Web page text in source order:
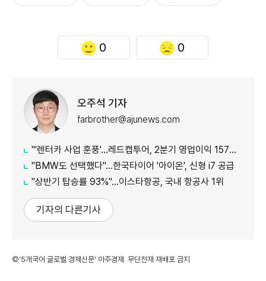
0 0
오주석 기자
farbrother@ajunews.com
"'렌터카 사업 훈풍'…레드캡투어, 2분기 영업이익 157억원
"BMW도 선택했다"…한국타이어 '아이온', 신형 i7 공급
"상반기 탑승률 93%"…이스타항공, 국내 항공사 1위
기자의 다른기사
©'5개국어 글로벌 경제신문' 아주경제. 무단전재·재배포 금지